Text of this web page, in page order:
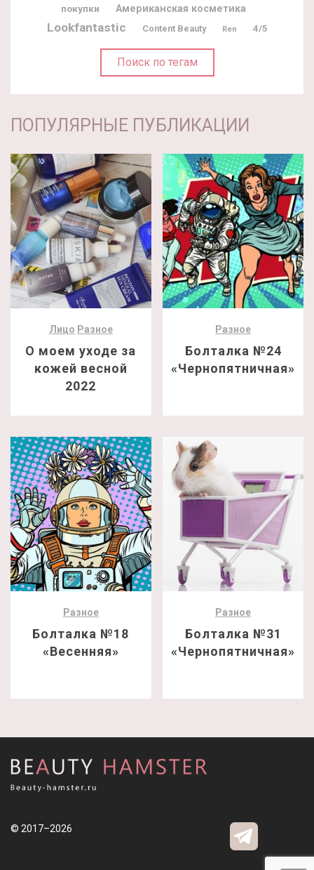
покупки
Американская косметика
Lookfantastic Content Beauty Ren 4/5
Поиск по тегам
ПОПУЛЯРНЫЕ ПУБЛИКАЦИИ
Лицо Разное
О моем уходе за
кожей весной
2022
Разное
Болталка №24
«Чернопятничная»
Разное
Болталка №18
«Весенняя»
Разное
Болталка №31
«Чернопятничная»
© 2017–2026